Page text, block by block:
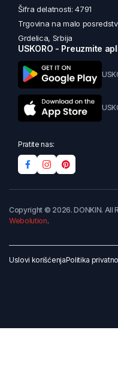
Šifra delatnosti: 4791
Trgovina na malo
Grdelica, Srbija
USKORO - Preuzmite
Pratite nas:
Copyright © 2026. DONKIN. All
Webolution.
Uslovi korišćenjaPolitika